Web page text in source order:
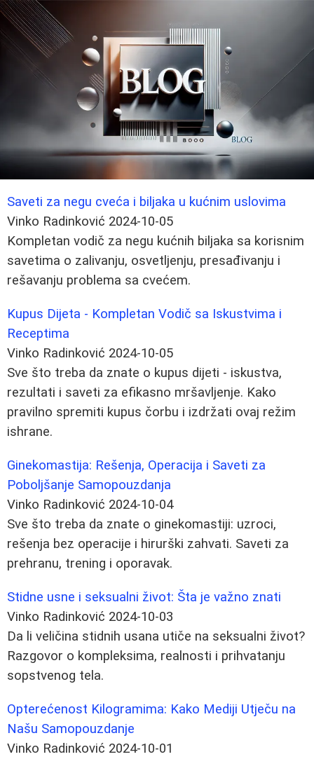
Saveti za negu cveća i biljaka u kućnim uslovima
Vinko Radinković 2024-10-05
Kompletan vodič za negu kućnih biljaka sa korisnim
savetima o zalivanju, osvetljenju, presađivanju i
rešavanju problema sa cvećem.
Kupus Dijeta - Kompletan Vodič sa Iskustvima i
Receptima
Vinko Radinković 2024-10-05
Sve što treba da znate o kupus dijeti - iskustva,
rezultati i saveti za efikasno mršavljenje. Kako
pravilno spremiti kupus čorbu i izdržati ovaj režim
ishrane.
Ginekomastija: Rešenja, Operacija i Saveti za
Poboljšanje Samopouzdanja
Vinko Radinković 2024-10-04
Sve što treba da znate o ginekomastiji: uzroci,
rešenja bez operacije i hirurški zahvati. Saveti za
prehranu, trening i oporavak.
Stidne usne i seksualni život: Šta je važno znati
Vinko Radinković 2024-10-03
Da li veličina stidnih usana utiče na seksualni život?
Razgovor o kompleksima, realnosti i prihvatanju
sopstvenog tela.
Opterećenost Kilogramima: Kako Mediji Utječu na
Našu Samopouzdanje
Vinko Radinković 2024-10-01